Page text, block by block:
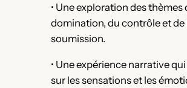
• Une exploration des thèmes
domination, du contrôle et de
soumission.
• Une expérience narrative
sur les sensations et les